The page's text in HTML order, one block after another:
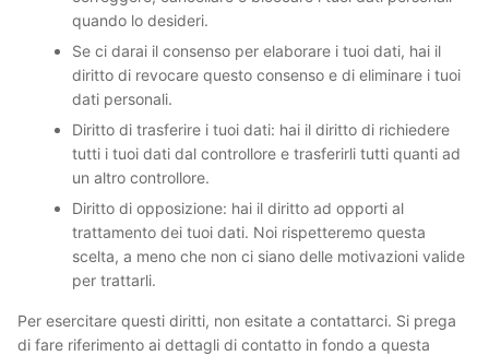
quando lo desideri.
Se ci darai il consenso per elaborare i tuoi dati, hai il
diritto di revocare questo consenso e di eliminare i tuoi
dati personali.
Diritto di trasferire i tuoi dati: hai il diritto di richiedere
tutti i tuoi dati dal controllore e trasferirli tutti quanti ad
un altro controllore.
Diritto di opposizione: hai il diritto ad opporti al
trattamento dei tuoi dati. Noi rispetteremo questa
scelta, a meno che non ci siano delle motivazioni valide
per trattarli.
Per esercitare questi diritti, non esitate a contattarci. Si prega
di fare riferimento ai dettagli di contatto in fondo a questa